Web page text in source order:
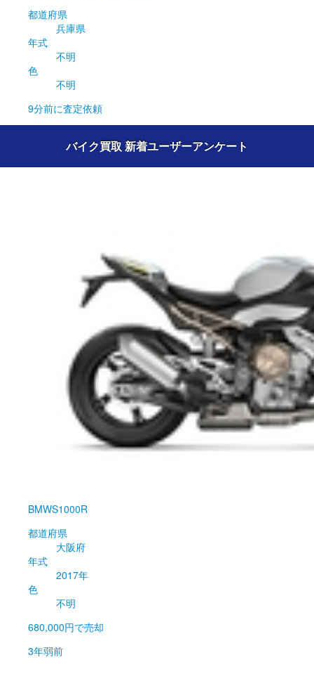
都道府県
兵庫県
年式
不明
色
不明
9分前に査定依頼
バイク買取 新着ユーザーアンケート
BMWS1000R
都道府県
大阪府
年式
2017年
色
不明
680,000円で売却
3年弱前